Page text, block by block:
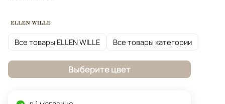
Все товары ELLEN WILLE Все товары категории
Выберите цвет